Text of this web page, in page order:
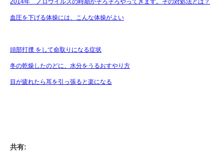
血圧を下げる体操には、こんな体操がよい
頭部打撲 をして命取りになる症状
冬の乾燥したのどに、水分をうるおすやり方
目が疲れたら耳を引っ張ると楽になる
共有: